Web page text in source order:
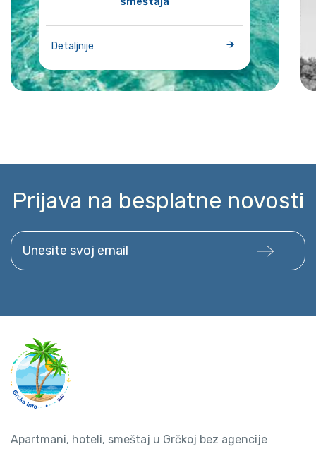
Detaljnije
Prijava na besplatne novosti
Unesite svoj email
Apartmani, hoteli, smeštaj u Grčkoj bez agencije